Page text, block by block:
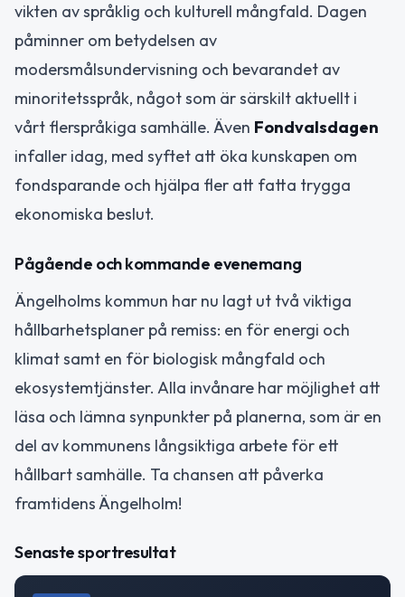
vikten av språklig och kulturell mångfald. Dagen
påminner om betydelsen av
modersmålsundervisning och bevarandet av
minoritetsspråk, något som är särskilt aktuellt i
vårt flerspråkiga samhälle. Även Fondvalsdagen
infaller idag, med syftet att öka kunskapen om
fondsparande och hjälpa fler att fatta trygga
ekonomiska beslut.
Pågående och kommande evenemang
Ängelholms kommun har nu lagt ut två viktiga
hållbarhetsplaner på remiss: en för energi och
klimat samt en för biologisk mångfald och
ekosystemtjänster. Alla invånare har möjlighet att
läsa och lämna synpunkter på planerna, som är en
del av kommunens långsiktiga arbete för ett
hållbart samhälle. Ta chansen att påverka
framtidens Ängelholm!
Senaste sportresultat